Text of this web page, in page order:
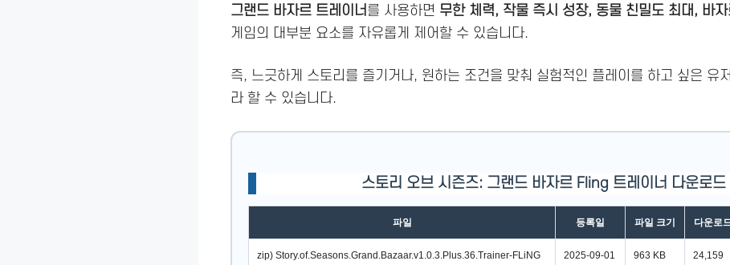
그랜드 바자르 트레이너 를 사용하면 무한 체력, 작물 즉시 성장, 동물 친밀도 최대, 바
게임의 대부분 요소를 자유롭게 제어할 수 있습니다.
즉, 느긋하게 스토리를 즐기거나, 원하는 조건을 맞춰 실험적인 플레이를 하고 싶은 유
라 할 수 있습니다.
스토리 오브 시즌즈: 그랜드 바자르 Fling 트레이너 다운로드
파일 등록일 파일 크기 다운로
zip) Story.of.Seasons.Grand.Bazaar.v1.0.3.Plus.36.Trainer-FLiNG 2025-09-01 963 KB 24,159